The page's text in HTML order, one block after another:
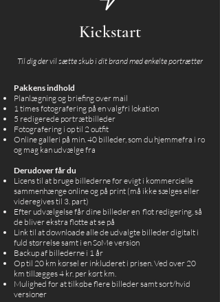
Kickstart
Til dig der vil sætte skub i dit brand med enkelte portrætter
Pakkens indhold
Planlægning og briefing over mail
1 times fotografering på en valgfri lokation
5 redigerede portrætbilleder
Fotografering i op til 2 outfit
Online galleri på min. 40 billeder, som du hjemmefra i ro
og mag kan udvælge fra
Derudover får du
Licens til at bruge billederne for evigt i kommercielle
sammenhænge online og på print (må ikke sælges eller
videregives til 3. part)
Efter udvælgelse får dine billeder en flot redigering, så
de bliver ekstra flotte at se på
Link til at downloade alle de udvalgte billeder digitalt i
fuld størrelse samt i en SoMe version
Backup af billederne i 1 år
Op til 20 km kørsel er inkluderet i prisen. Ved over 20
km tillægges 4 kr. per kørt km.
Mulighed for at tilkøbe flere billeder samt sort/hvid
versioner